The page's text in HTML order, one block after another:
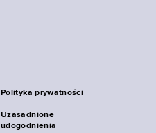
Polityka prywatności
Uzasadnione
udogodnienia